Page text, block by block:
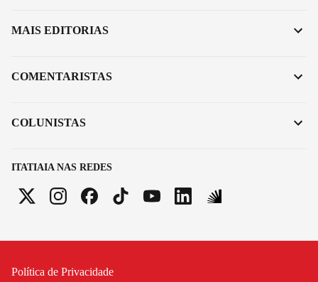
ITATIAIA NAS REDES
MAIS EDITORIAS
COMENTARISTAS
COLUNISTAS
Política de Privacidade